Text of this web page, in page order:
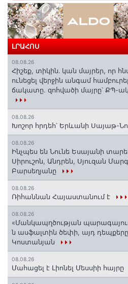
ԼՐԱՀՈՍ
08.08.26
Հիշեք, տիկին․ կան մայրեր, որ
ունեցել վերջին անգամ
ճակատը. զոհվածի մայրը՝ ՔՊ-
08.08.26
Խոշոր հրդեհ՝ Երևանի Սայաթ-
08.08.26
Ինչպես են Նունե Եսայանի
Սիրուշոն, Անդրեն, Սյուզան
Բարսեղյանը
08.08.26
Ռիհաննան Հայաստանում է
08.08.26
«Մանկապղծության
ն ասֆալտին ծեփի, այդ դեպքերը
Կոստանյան
08.08.26
Մահացել է Լիոնել Մեսսիի հայրը